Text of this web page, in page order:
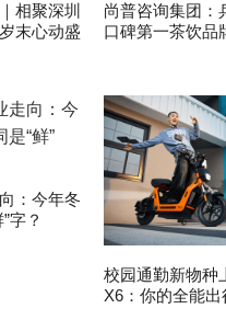
相聚深圳
末心动盛
尚普咨询集团：
口碑第一茶饮品
：今年冬
字？
校园通勤新物种
X6：你的全能出